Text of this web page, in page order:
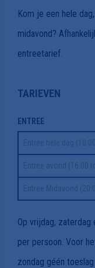
Kom je een hele
midavond?
entreetarief.
TARIEVEN
ENTREE
Op vrijdag, zaterdag
per persoon. Voor
zondag géén